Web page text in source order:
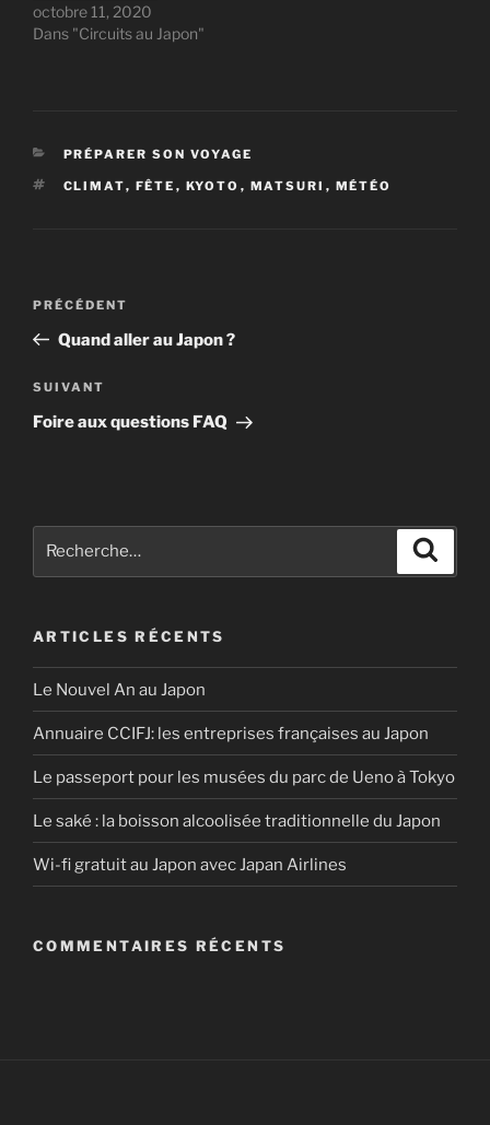
octobre 11, 2020
Dans "Circuits au Japon"
CATÉGORIES
PRÉPARER SON VOYAGE
ÉTIQUETTES
CLIMAT, FÊTE , KYOTO , MATSURI , MÉTÉO
Navigation
l’article
Article
précédent
PRÉCÉDENT
Quand aller au Japon ?
Article
suivant
SUIVANT
Foire aux questions FAQ
ARTICLES RÉCENTS
Le Nouvel An au Japon
Annuaire CCIFJ: les entreprises françaises au Japon
Le passeport pour les musées du parc de Ueno à Tokyo
Le saké : la boisson alcoolisée traditionnelle du Japon
Wi-fi gratuit au Japon avec Japan Airlines
COMMENTAIRES RÉCENTS